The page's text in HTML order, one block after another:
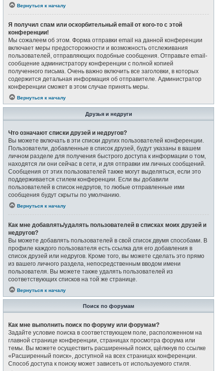
Вернуться к началу
Я получил спам или оскорбительный email от кого-то с этой
конференции!
Мы сожалеем об этом. Форма отправки email на данной конференции
включает меры предосторожности и возможность отслеживания
пользователей, отправляющих подобные сообщения. Отправьте email-
сообщение администратору конференции с полной копией
полученного письма. Очень важно включить все заголовки, в которых
содержится детальная информация об отправителе. Администратор
конференции сможет в этом случае принять меры.
Вернуться к началу
Друзья и недруги
Что означают списки друзей и недругов?
Вы можете включать в эти списки других пользователей конференции.
Пользователи, добавленные в список друзей, будут указаны в вашем
личном разделе для получения быстрого доступа к информации о том,
находятся ли они сейчас в сети, и для отправки им личных сообщений.
Сообщения от этих пользователей также могут выделяться, если это
поддерживается стилем конференции. Если вы добавили
пользователей в список недругов, то любые отправленные ими
сообщения будут скрыты по умолчанию.
Вернуться к началу
Как мне добавлять/удалять пользователей в списках моих друзей и
недругов?
Вы можете добавлять пользователей в свой список двумя способами. В
профиле каждого пользователя есть ссылка для его добавления в
список друзей или недругов. Кроме того, вы можете сделать это прямо
из вашего личного раздела, непосредственным вводом имени
пользователя. Вы можете также удалять пользователей из
соответствующих списков на той же странице.
Вернуться к началу
Поиск по форумам
Как мне выполнить поиск по форуму или форумам?
Задайте условие поиска в соответствующем поле, расположенном на
главной странице конференции, страницах просмотра форума или
темы. Вы можете осуществить расширенный поиск, щёлкнув по ссылке
«Расширенный поиск», доступной на всех страницах конференции.
Способ доступа к поиску может зависеть от используемого стиля.